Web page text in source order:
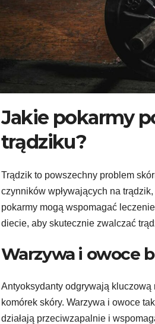
Jakie pokarmy
trądziku?
Trądzik to powszechny problem
czynników wpływających na
pokarmy mogą wspomagać
diecie, aby skutecznie zwalczać
Warzywa i owoce
Antyoksydanty odgrywają
komórek skóry. Warzywa i owoce
działają przeciwzapalnie i